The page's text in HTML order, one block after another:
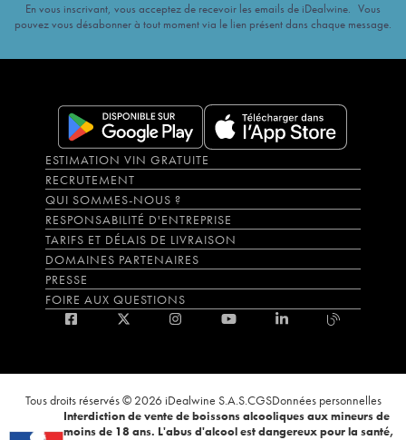
En vous inscrivant, vous acceptez de recevoir les emails de iDealwine. Vous
pouvez vous désabonner à tout moment via le lien présent dans chaque message.
ESTIMATION VIN GRATUITE
RECRUTEMENT
QUI SOMMES-NOUS ?
RESPONSABILITÉ D'ENTREPRISE
TARIFS ET DÉLAIS DE LIVRAISON
DOMAINES PARTENAIRES
PRESSE
FOIRE AUX QUESTIONS
Tous droits réservés © 2026 iDealwine S.A.S.CGSDonnées personnelles
Interdiction de vente de boissons alcooliques aux mineurs de
moins de 18 ans. L'abus d'alcool est dangereux pour la santé,